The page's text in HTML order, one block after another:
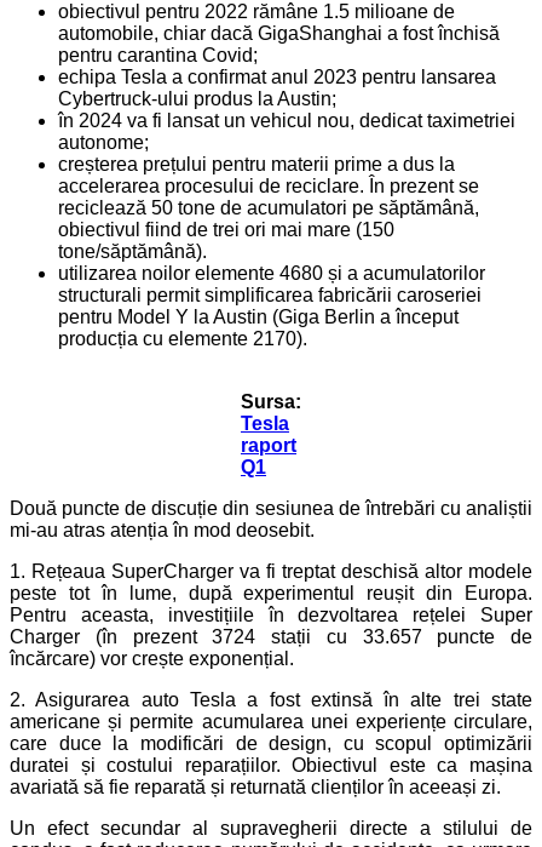
obiectivul pentru 2022 rămâne 1.5 milioane de
automobile, chiar dacă GigaShanghai a fost închisă
pentru carantina Covid;
echipa Tesla a confirmat anul 2023 pentru lansarea
Cybertruck-ului produs la Austin;
în 2024 va fi lansat un vehicul nou, dedicat taximetriei
autonome;
creșterea prețului pentru materii prime a dus la
accelerarea procesului de reciclare. În prezent se
reciclează 50 tone de acumulatori pe săptămână,
obiectivul fiind de trei ori mai mare (150
tone/săptămână).
utilizarea noilor elemente 4680 și a acumulatorilor
structurali permit simplificarea fabricării caroseriei
pentru Model Y la Austin (Giga Berlin a început
producția cu elemente 2170).
Sursa:
Tesla
raport
Q1
Două puncte de discuție din sesiunea de întrebări cu analiștii
mi-au atras atenția în mod deosebit.
1. Rețeaua SuperCharger va fi treptat deschisă altor modele
peste tot în lume, după experimentul reușit din Europa.
Pentru aceasta, investițiile în dezvoltarea rețelei Super
Charger (în prezent 3724 stații cu 33.657 puncte de
încărcare) vor crește exponențial.
2. Asigurarea auto Tesla a fost extinsă în alte trei state
americane și permite acumularea unei experiențe circulare,
care duce la modificări de design, cu scopul optimizării
duratei și costului reparațiilor. Obiectivul este ca mașina
avariată să fie reparată și returnată clienților în aceeași zi.
Un efect secundar al supravegherii directe a stilului de